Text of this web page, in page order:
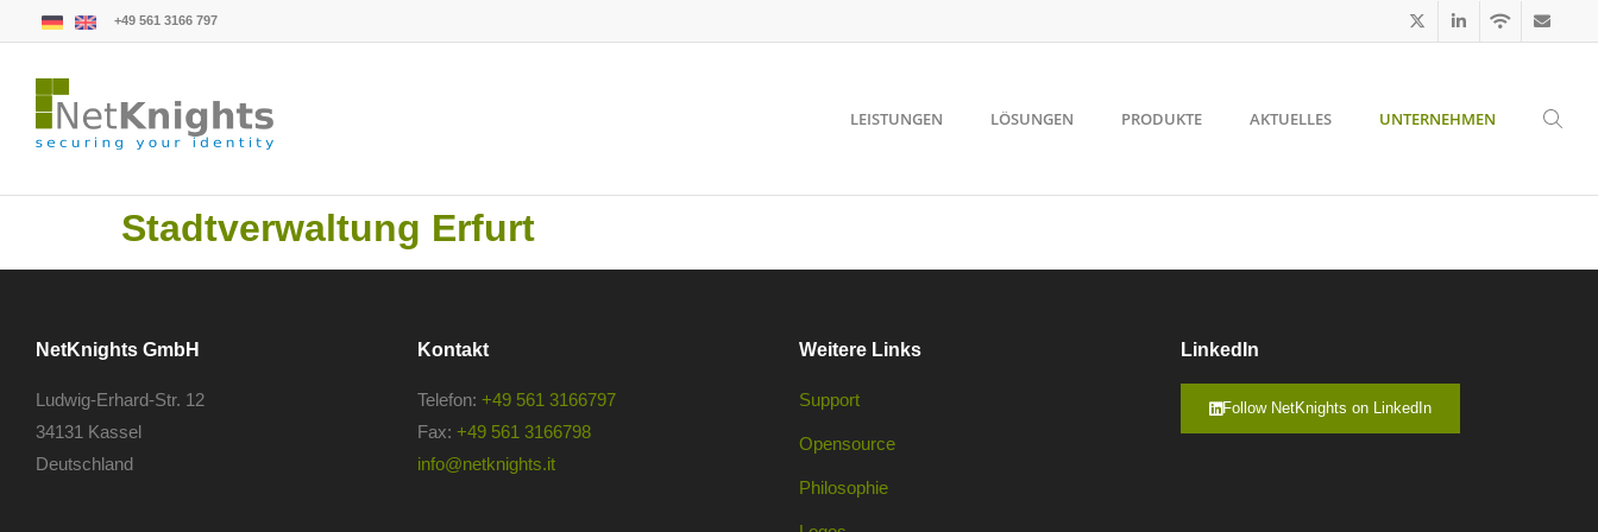
+49 561 3166 797
LEISTUNGEN LÖSUNGEN PRODUKTE AKTUELLES UNTERNEHMEN
Stadtverwaltung Erfurt
NetKnights GmbH
Ludwig-Erhard-Str. 12
34131 Kassel
Deutschland
Kontakt
Telefon: +49 561 3166797
Fax: +49 561 3166798
info@netknights.it
Weitere Links
Support
Opensource
Philosophie
LinkedIn
Follow NetKnights on LinkedIn